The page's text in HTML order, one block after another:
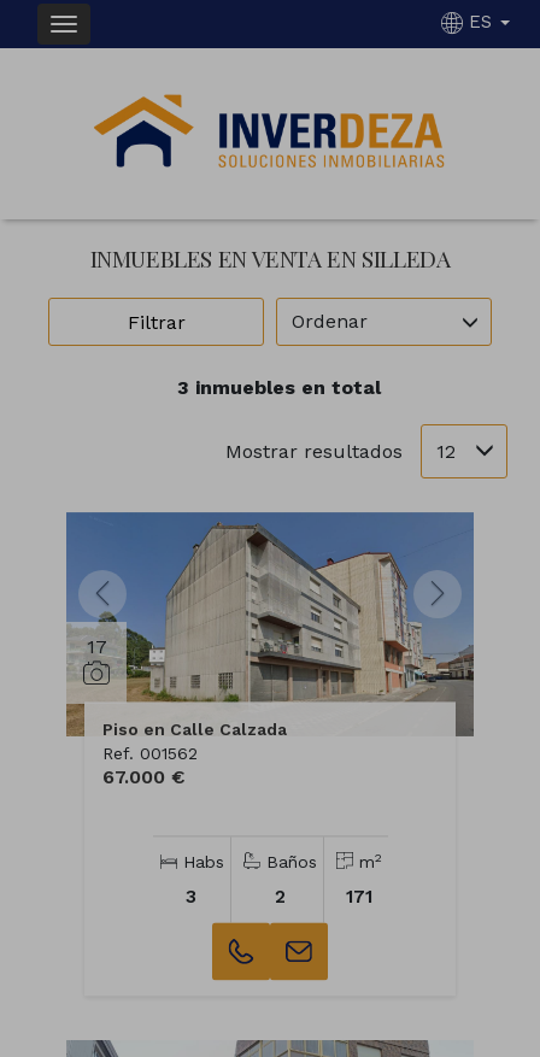
ES
INMUEBLES EN VENTA EN SILLEDA
Filtrar Ordenar
3 inmuebles en total
Mostrar resultados 12
17
Piso en Calle Calzada
Ref. 001562
67.000 €
Habs
3
Baños
2
m2
171